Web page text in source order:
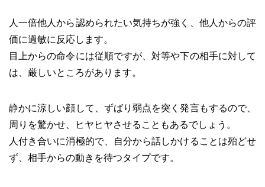
人一倍他人から認められたい気持ちが強く、他人からの評
価に過敏に反応します。
目上からの命令には従順ですが、対等や下の相手に対して
は、厳しいところがあります。
静かに涼しい顔して、ずばり弱点を突く発言もするので、
周りを驚かせ、ヒヤヒヤさせることもあるでしょう。
人付き合いに消極的で、自分から話しかけることは殆どせ
ず、相手からの動きを待つタイプです。